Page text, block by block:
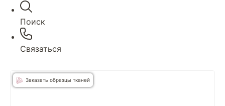
Поиск
Связаться
Заказать образцы тканей